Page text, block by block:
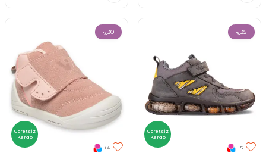
%30
Ücretsiz
Kargo
+4
%35
Ücretsiz
Kargo
+5